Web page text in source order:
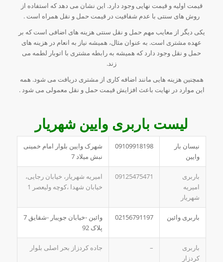
قیمت اولیه و قیمت نهایی وجود دارد. این نشان می دهد که استفاده از
روش های سنتی با عدم شفافیت در قیمت حمل و نقل همراه است .
یکی دیگر از معایب مهم حمل و نقل سنتی هزینه های اضافی است که بر
عهده مشتری است. به عنوان مثال، همیشه نیاز به انعام در هزینه های
حمل و نقل وجود دارد که همیشه به رابطه مشتری با اتوبار لطمه می
زند.
همچنین هزینه هایی مانند اضافه کاری از مشتری دریافت می شود. همه
این موارد در نهایت باعث افزایش قیمت حمل و نقل معمولی می شود .
لیست باربری وایین شهریار
نیسان بار
وایین
09109918198
شهرک وایین بلوار امام خمینی
نبش میلاد 7
باربری
امیریه
شهریار
09125475471
امیریه شهریار، خیابان رجایی،
خیابان شهدا ،کوچه ولیعصر 1
باربری وائین 02156791197
وائین -خیابان جویبار -شقایق 7
پلاک 92
باربری
کردزار
– جاده کردزاز بحر اصلی بلوار